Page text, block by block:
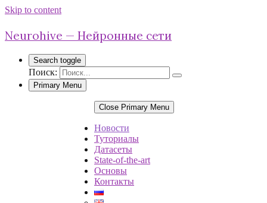
Skip to content
Neurohive — Нейронные сети
Search toggle
Поиск:
Primary Menu
Close Primary Menu
Новости
Туториалы
Датасеты
State-of-the-art
Основы
Контакты